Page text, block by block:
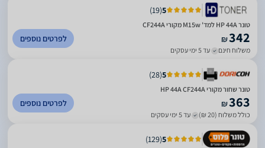
5
(
19
)
טונר HP 44A למד' M15w מקורי CF244A
₪342
משלוח חינם עד 5 ימי עסקים
לפרטים נוספים
5
(
28
)
טונר שחור מקורי HP 44A CF244A
₪363
כולל משלוח (20 ₪) עד 5 ימי עסקים
לפרטים נוספים
5
(
129
)